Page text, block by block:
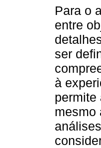
Para o
entre
ser
à
permite
mesmo